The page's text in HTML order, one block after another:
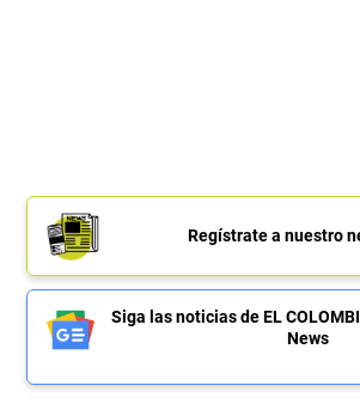
Regístrate a nuestro
Siga las noticias de EL
News